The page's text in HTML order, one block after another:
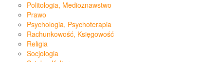
Politologia, Medioznawstwo
Prawo
Psychologia, Psychoterapia
Rachunkowość, Księgowość
Religia
Socjologia